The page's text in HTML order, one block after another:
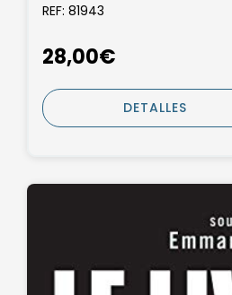
REF: 81943
28,00€
DETALLES